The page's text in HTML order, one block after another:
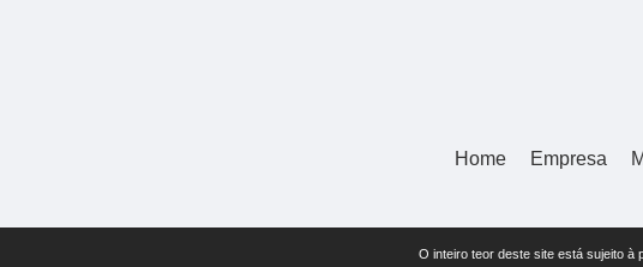
Home Empresa
O inteiro teor deste site está sujeito à